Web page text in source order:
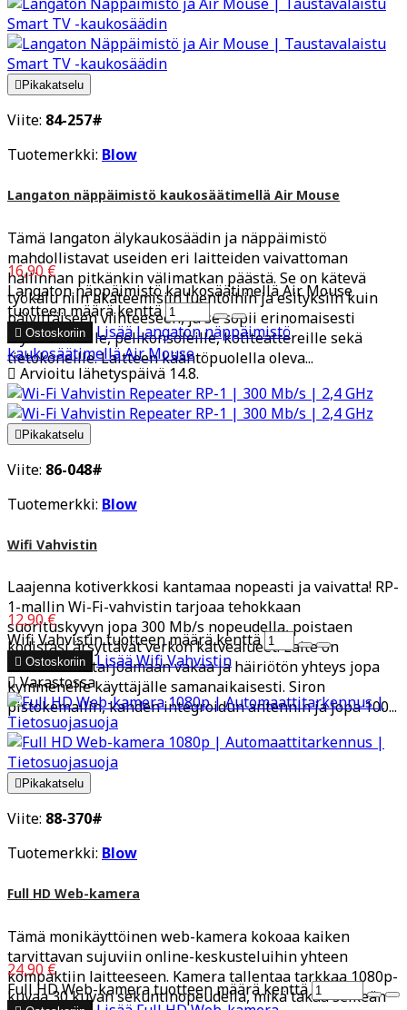
 Pikakatselu
Viite: 84-257#
Tuotemerkki: Blow
Langaton näppäimistö kaukosäätimellä Air Mouse
Tämä langaton älykaukosäädin ja näppäimistö
mahdollistavat useiden eri laitteiden vaivattoman
hallinnan pitkänkin välimatkan päästä. Se on kätevä
työkalu niin akateemisiin luentoihin ja esityksiin kuin
päivittäiseen viihteeseen, ja se sopii erinomaisesti
älytelevisioille, pelikonsoleille, kotiteattereille sekä
tietokoneille. Laitteen kääntöpuolella oleva...
16,90 €
Langaton näppäimistö kaukosäätimellä Air Mouse
tuotteen määrä kenttä
 Ostoskoriin LisääLangaton näppäimistö
kaukosäätimellä Air Mouse
 Arvioitu lähetyspäivä 14.8.
 Pikakatselu
Viite: 86-048#
Tuotemerkki: Blow
Wifi Vahvistin
Laajenna kotiverkkosi kantamaa nopeasti ja vaivatta! RP-
1-mallin Wi-Fi-vahvistin tarjoaa tehokkaan
suorituskyvyn jopa 300 Mb/s nopeudella, poistaen
kodistasi ärsyttävät verkon katvealueet. Laite on
suunniteltu tarjoamaan vakaa ja häiriötön yhteys jopa
kymmenelle käyttäjälle samanaikaisesti. Siron
pistokemallin, kahden integroidun antennin ja jopa 100...
12,90 €
Wifi Vahvistin tuotteen määrä kenttä
 Ostoskoriin LisääWifi Vahvistin
Varastossa
 Pikakatselu
Viite: 88-370#
Tuotemerkki: Blow
Full HD Web-kamera
Tämä monikäyttöinen web-kamera kokoaa kaiken
tarvittavan sujuviin online-keskusteluihin yhteen
kompaktiin laitteeseen. Kamera tallentaa tarkkaa 1080p-
kuvaa 30 kuvan sekuntinopeudella, mikä takaa selkeän
24,90 €
Full HD Web-kamera tuotteen määrä kenttä